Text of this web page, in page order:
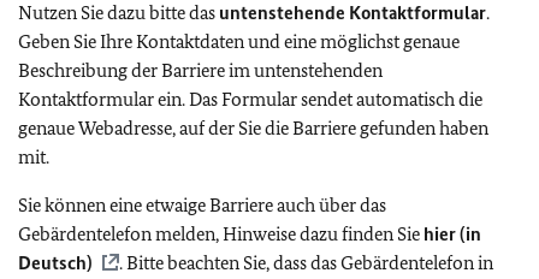
Nutzen Sie dazu bitte das untenstehende Kontaktformular.
Geben Sie Ihre Kontaktdaten und eine möglichst genaue
Beschreibung der Barriere im untenstehenden
Kontaktformular ein. Das Formular sendet automatisch die
genaue Webadresse, auf der Sie die Barriere gefunden haben
mit.
Sie können eine etwaige Barriere auch über das
Gebärdentelefon melden, Hinweise dazu finden Sie hier (in
Deutsch)
. Bitte beachten Sie, dass das Gebärdentelefon in